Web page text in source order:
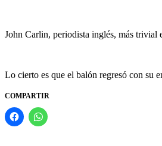
John Carlin, periodista inglés, más trivial
Lo cierto es que el balón regresó con su
COMPARTIR